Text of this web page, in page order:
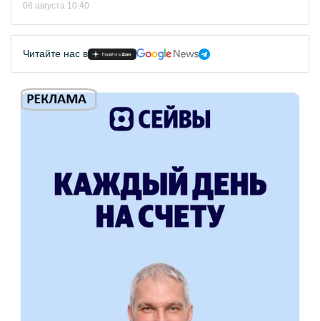
06 августа 10:40
Читайте нас в